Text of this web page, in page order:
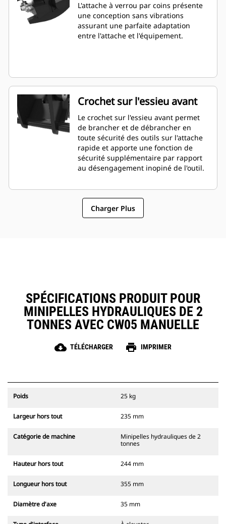
L'attache à verrou par coins présente
une conception sans vibrations
assurant une parfaite adaptation
entre l'attache et l'équipement.
Crochet sur l'essieu avant
Le crochet sur l'essieu avant permet
de brancher et de débrancher en
toute sécurité des outils sur l'attache
rapide et apporte une fonction de
sécurité supplémentaire par rapport
au désengagement inopiné de l'outil.
Charger Plus
SPÉCIFICATIONS PRODUIT POUR
MINIPELLES HYDRAULIQUES DE 2
TONNES AVEC CW05 MANUELLE
cloud_download TÉLÉCHARGER print IMPRIMER
Poids 25 kg
Largeur hors tout 235 mm
Catégorie de machine
Minipelles hydrauliques de 2
tonnes
Hauteur hors tout 244 mm
Longueur hors tout 355 mm
Diamètre d'axe 35 mm